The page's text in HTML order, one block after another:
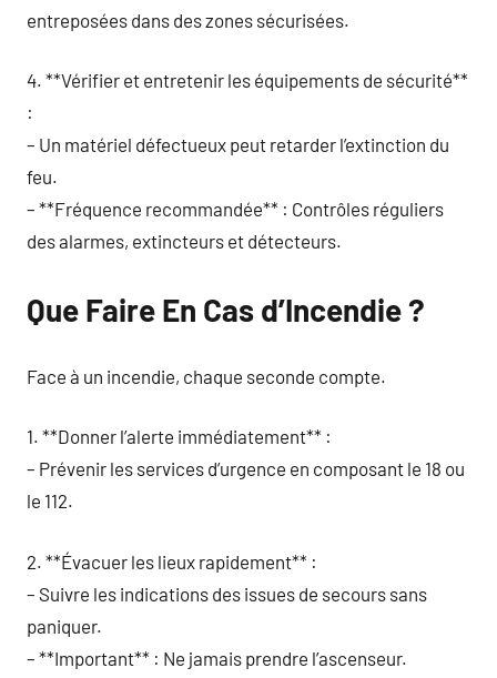
entreposées dans des zones sécurisées.
4. **Vérifier et entretenir les équipements de sécurité**
:
– Un matériel défectueux peut retarder l’extinction du
feu.
– **Fréquence recommandée** : Contrôles réguliers
des alarmes, extincteurs et détecteurs.
Que Faire En Cas d’Incendie ?
Face à un incendie, chaque seconde compte.
1. **Donner l’alerte immédiatement** :
– Prévenir les services d’urgence en composant le 18 ou
le 112.
2. **Évacuer les lieux rapidement** :
– Suivre les indications des issues de secours sans
paniquer.
– **Important** : Ne jamais prendre l’ascenseur.